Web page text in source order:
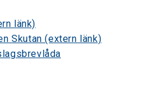
länk)
Skutan (extern länk)